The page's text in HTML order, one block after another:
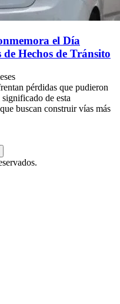
el Día
Hechos de Tránsito
pérdidas que pudieron
de esta
buscan construir vías más